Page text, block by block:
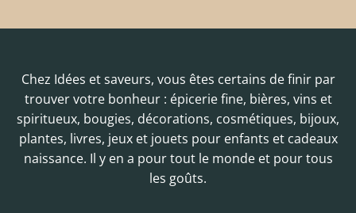
Chez Idées et saveurs, vous êtes certains de finir par
trouver votre bonheur : épicerie fine, bières, vins et
spiritueux, bougies, décorations, cosmétiques, bijoux,
plantes, livres, jeux et jouets pour enfants et cadeaux
naissance. Il y en a pour tout le monde et pour tous
les goûts.